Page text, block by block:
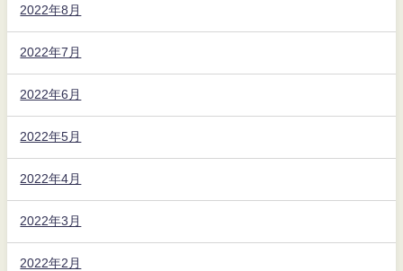
2022年8月
2022年7月
2022年6月
2022年5月
2022年4月
2022年3月
2022年2月